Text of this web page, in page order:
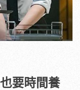
要時間養